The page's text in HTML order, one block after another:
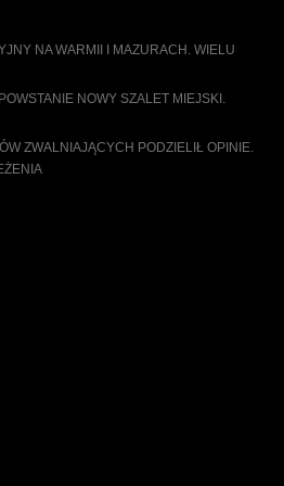
NA WARMII I MAZURACH. WIELU
NOWY SZALET MIEJSKI.
ZWALNIAJĄCYCH PODZIELIŁ OPINIE.